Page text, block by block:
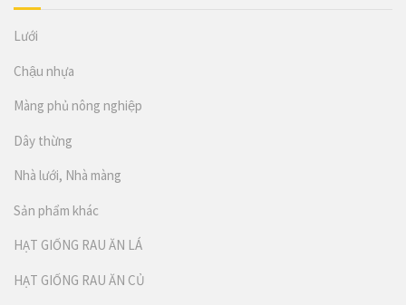
Lưới
Chậu nhựa
Màng phủ nông nghiệp
Dây thừng
Nhà lưới, Nhà màng
Sản phẩm khác
HẠT GIỐNG RAU ĂN LÁ
HẠT GIỐNG RAU ĂN CỦ